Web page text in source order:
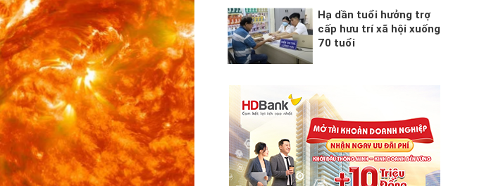
Hạ dần tuổi hưởng trợ
cấp hưu trí xã hội xuống
70 tuổi